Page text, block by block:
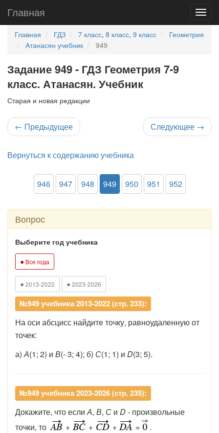
Главная
Главная ГДЗ 7 класс, 8 класс, 9 класс
Геометрия
Атанасян учебник
949
Задание 949 - ГДЗ Геометрия 7-9
класс. Атанасян. Учебник
Старая и новая редакции
← Предыдущее Следующее →
Вернуться к содержанию учебника
946 947 948 949 950 951 952
Вопрос
Выберите год учебника
● Все года
● 2013-2022 ● 2023-2026
№949 учебника 2013-2022 (стр. 233):
На оси абсцисс найдите точку, равноудаленную от
точек:
а)А(1; 2) и В(- 3; 4); б) С(1; 1) и D(3; 5).
№949 учебника 2023-2026 (стр. 235):
Докажите, что еслиА, В, С и D- произвольные
точки, то
+ + + = .